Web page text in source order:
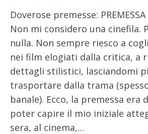
Doverose premesse:
Non mi considero una cinefila.
nulla. Non sempre riesco a
nei film elogiati dalla critica, a
dettagli stilistici, lasciandomi
trasportare dalla trama
banale). Ecco, la premessa era
poter capire il mio iniziale
sera, al cinema,…